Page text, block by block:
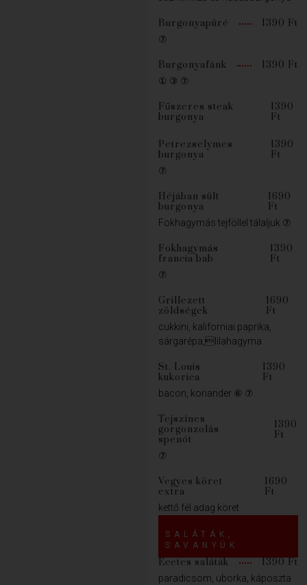
Burgonyapüré 1390 Ft
⑦
Burgonyafánk 1390 Ft
① ③ ⑦
Fűszeres steak
burgonya
1390
Ft
Petrezselymes
burgonya
1390
Ft
⑦
Héjában sült
burgonya
1690
Ft
Fokhagymás tejföllel tálaljuk ⑦
Fokhagymás
francia bab
1390
Ft
⑦
Grillezett
zöldségek
1690
Ft
cukkini, kaliforniai paprika,
sárgarépa,lilahagyma
St. Louis
kukorica
1390
Ft
bacon, koriander ⑥ ⑦
Tejszínes
gorgonzolás
spenót
1390
Ft
⑦
Vegyes köret
extra
1690
Ft
kettő fél adag köret
SALÁTÁK,
SAVANYÚK
Ecetes saláták 1390 Ft
paradicsom, uborka, káposzta